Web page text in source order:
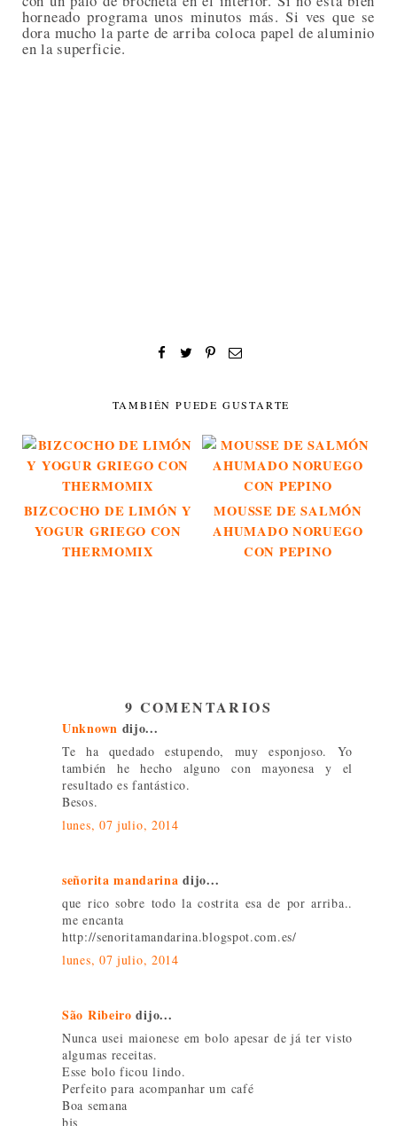
horneado programa unos minutos más. Si ves que se
dora mucho la parte de arriba coloca papel de aluminio
en la superficie.
TAMBIÉN PUEDE GUSTARTE
BIZCOCHO DE LIMÓN Y
YOGUR GRIEGO CON
THERMOMIX
MOUSSE DE SALMÓN
AHUMADO NORUEGO
CON PEPINO
9 COMENTARIOS
Unknown dijo...
Te ha quedado estupendo, muy esponjoso. Yo
también he hecho alguno con mayonesa y el
resultado es fantástico.
Besos.
lunes, 07 julio, 2014
señorita mandarina dijo...
que rico sobre todo la costrita esa de por arriba..
me encanta
http://senoritamandarina.blogspot.com.es/
lunes, 07 julio, 2014
São Ribeiro dijo...
Nunca usei maionese em bolo apesar de já ter visto
algumas receitas.
Esse bolo ficou lindo.
Perfeito para acompanhar um café
Boa semana
bjs